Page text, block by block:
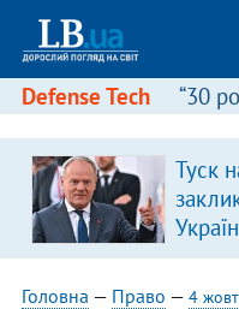
Defense Tech “30
Туск
Головна — Право — 4